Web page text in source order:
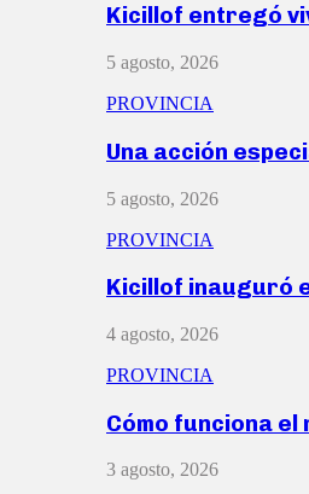
Kicillof entregó
5 agosto, 2026
PROVINCIA
Una acción
5 agosto, 2026
PROVINCIA
Kicillof inauguró
4 agosto, 2026
PROVINCIA
Cómo funciona
3 agosto, 2026